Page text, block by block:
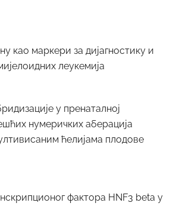
као маркери за дијагностику и
леукемија
у пренаталној
нумеричких аберација
ћелијама плодове
фактора HNF3 beta у